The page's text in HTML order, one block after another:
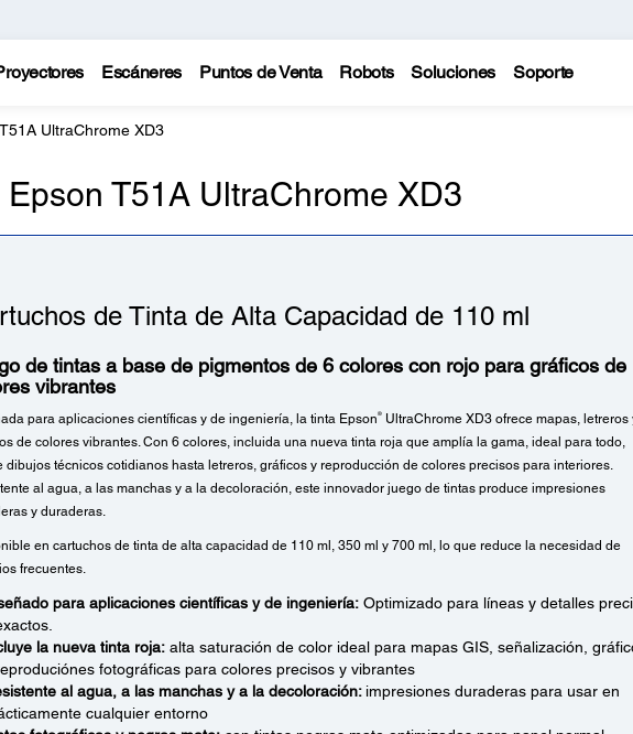
Escáneres Puntos de Venta Robots Soluciones Soporte
UltraChrome XD3
T51A UltraChrome XD3
de Tinta de Alta Capacidad de 110 ml
de tintas a base de pigmentos de 6 colores con rojo para gráficos de
vibrantes
para aplicaciones científicas y de ingeniería, la tinta Epson ®UltraChrome XD3 ofrece mapas, letreros
de colores vibrantes. Con 6 colores, incluida una nueva tinta roja que amplía la gama, ideal para todo,
dibujos técnicos cotidianos hasta letreros, gráficos y reproducción de colores precisos para interiores.
al agua, a las manchas y a la decoloración, este innovador juego de tintas produce impresiones
y duraderas.
en cartuchos de tinta de alta capacidad de 110 ml, 350 ml y 700 ml, lo que reduce la necesidad de
frecuentes.
para aplicaciones científicas y de ingeniería:Optimizado para líneas y detalles
la nueva tinta roja:alta saturación de color ideal para mapas GIS, señalización,
fotográficas para colores precisos y vibrantes
al agua, a las manchas y a la decoloración: impresiones duraderas para usar en
cualquier entorno